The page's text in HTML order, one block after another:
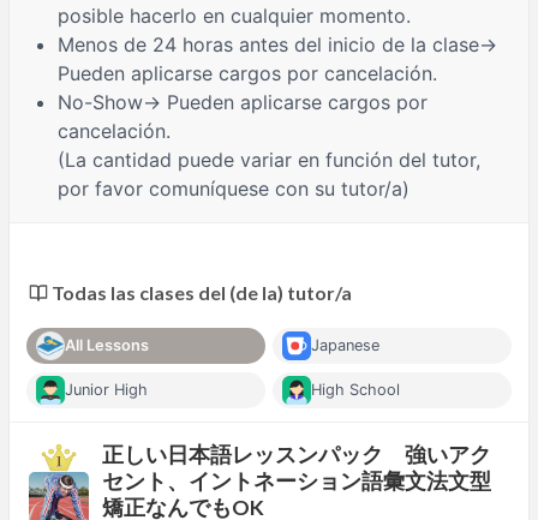
posible hacerlo en cualquier momento.
Menos de 24 horas antes del inicio de la clase→
Pueden aplicarse cargos por cancelación.
No-Show→ Pueden aplicarse cargos por
cancelación.
(La cantidad puede variar en función del tutor,
por favor comuníquese con su tutor/a)
Todas las clases del (de la) tutor/a
All Lessons Japanese
Junior High High School
正しい日本語レッスンパック 強いアク
セント、イントネーション語彙文法文型
矯正なんでもOK